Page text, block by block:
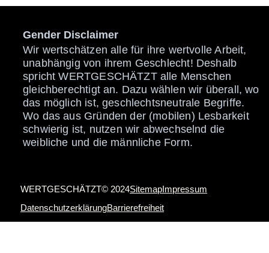
Gender Disclaimer
Wir wertschätzen alle für ihre wertvolle Arbeit,
unabhängig von ihrem Geschlecht! Deshalb
spricht WERTGESCHÄTZT alle Menschen
gleichberechtigt an. Dazu wählen wir überall, wo
das möglich ist, geschlechtsneutrale Begriffe.
Wo das aus Gründen der (mobilen) Lesbarkeit
schwierig ist, nutzen wir abwechselnd die
weibliche und die männliche Form.
WERTGESCHÄTZT© 2024SitemapImpressum
DatenschutzerklärungBarrierefreiheit